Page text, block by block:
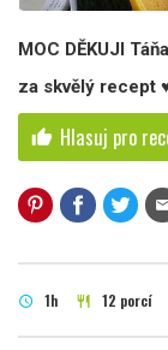
MOC DĚKUJI
za skvělý recept
thumb_up Hlasuj pro
mail
schedule 1h restaurant 12 porcí